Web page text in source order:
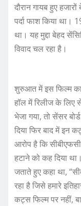
दौरान गायब हुए
पर्दा फाश किया था।
था। यह मुद्दा बेहद
विवाद चल रहा है।
शुरुआत में इस फिल्म का
हॉल में रिलीज के लिए
भेजा गया, तो सेंसर
दिया फिर बाद में इन
आरोप है कि
हटाने को कह दिया
जताते हुए कहा था,
रहा है जिसे हमारे
कट्स फिल्म पर नहीं,